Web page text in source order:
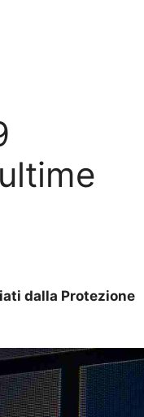
dalla Protezione